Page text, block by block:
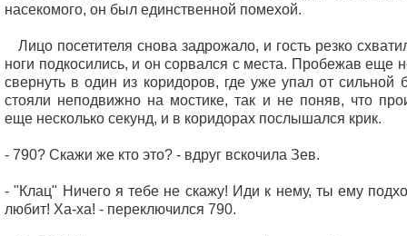
насекомого, он был единственной помехой.
Лицо посетителя снова задрожало, и гость резко
ноги подкосились, и он сорвался с места. Пробежав еще
свернуть в один из коридоров, где уже упал от сильной
стояли неподвижно на мостике, так и не поняв, что
еще несколько секунд, и в коридорах послышался крик.
- 790? Скажи же кто это? - вдруг вскочила Зев.
- "Клац" Ничего я тебе не скажу! Иди к нему, ты ему
любит! Ха-ха! - переключился 790.